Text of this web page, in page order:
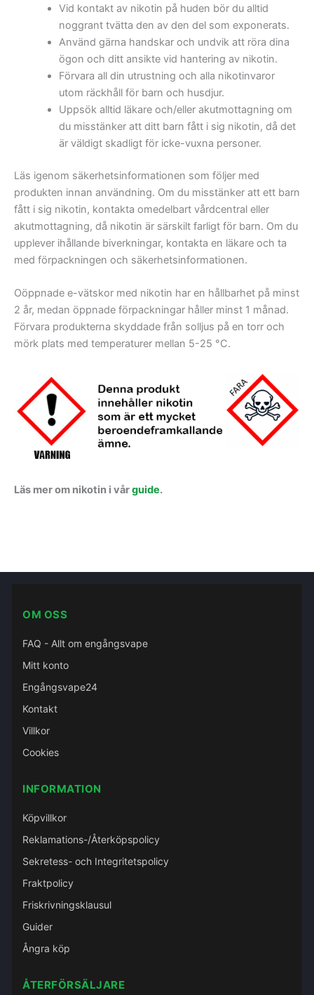
Vid kontakt av nikotin på huden bör du alltid
noggrant tvätta den av den del som exponerats.
Använd gärna handskar och undvik att röra dina
ögon och ditt ansikte vid hantering av nikotin.
Förvara all din utrustning och alla nikotinvaror
utom räckhåll för barn och husdjur.
Uppsök alltid läkare och/eller akutmottagning om
du misstänker att ditt barn fått i sig nikotin, då det
är väldigt skadligt för icke-vuxna personer.
Läs igenom säkerhetsinformationen som följer med
produkten innan användning. Om du misstänker att ett barn
fått i sig nikotin, kontakta omedelbart vårdcentral eller
akutmottagning, då nikotin är särskilt farligt för barn. Om du
upplever ihållande biverkningar, kontakta en läkare och ta
med förpackningen och säkerhetsinformationen.
Oöppnade e-vätskor med nikotin har en hållbarhet på minst
2 år, medan öppnade förpackningar håller minst 1 månad.
Förvara produkterna skyddade från solljus på en torr och
mörk plats med temperaturer mellan 5-25 °C.
Läs mer om nikotin i vårguide.
OM OSS
FAQ - Allt om engångsvape
Mitt konto
Engångsvape24
Kontakt
Villkor
Cookies
INFORMATION
Köpvillkor
Reklamations-/Återköpspolicy
Sekretess- och Integritetspolicy
Fraktpolicy
Friskrivningsklausul
Guider
Ångra köp
ÅTERFÖRSÄLJARE